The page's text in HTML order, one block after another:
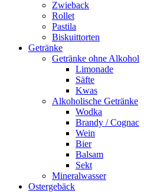
Zwieback
Rollet
Pastila
Biskuittorten
Getränke
Getränke ohne Alkohol
Limonade
Säfte
Kwas
Alkoholische Getränke
Wodka
Brandy / Cognac
Wein
Bier
Balsam
Sekt
Mineralwasser
Ostergebäck